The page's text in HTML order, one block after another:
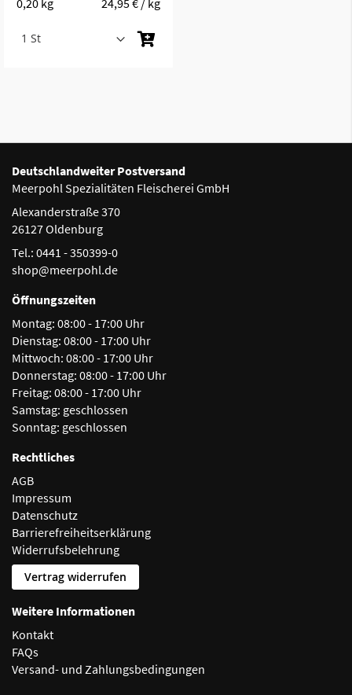
Deutschlandweiter Postversand
Meerpohl Spezialitäten Fleischerei GmbH
Alexanderstraße 370
26127 Oldenburg
Tel.: 0441 - 350399-0
shop@meerpohl.de
Öffnungszeiten
Montag: 08:00 - 17:00 Uhr
Dienstag: 08:00 - 17:00 Uhr
Mittwoch: 08:00 - 17:00 Uhr
Donnerstag: 08:00 - 17:00 Uhr
Freitag: 08:00 - 17:00 Uhr
Samstag: geschlossen
Sonntag: geschlossen
Rechtliches
AGB
Impressum
Datenschutz
Barrierefreiheitserklärung
Widerrufsbelehrung
Vertrag widerrufen
Weitere Informationen
Kontakt
FAQs
Versand- und Zahlungsbedingungen